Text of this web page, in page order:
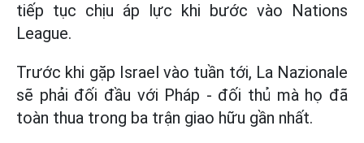
tiếp tục chịu áp lực khi bước vào Nations
League.
Trước khi gặp Israel vào tuần tới, La Nazionale
sẽ phải đối đầu với Pháp - đối thủ mà họ đã
toàn thua trong ba trận giao hữu gần nhất.